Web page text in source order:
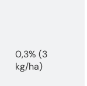
0,3% (3
kg/ha)